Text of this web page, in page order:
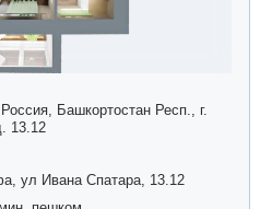
Башкортостан Респ., г.
13.12
ул Ивана Спатара, 13.12